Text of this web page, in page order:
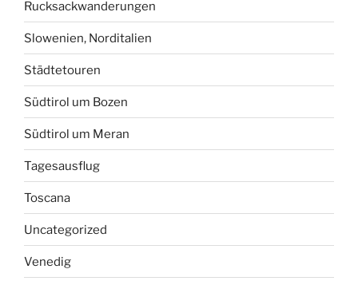
Rucksackwanderungen
Slowenien, Norditalien
Städtetouren
Südtirol um Bozen
Südtirol um Meran
Tagesausflug
Toscana
Uncategorized
Venedig